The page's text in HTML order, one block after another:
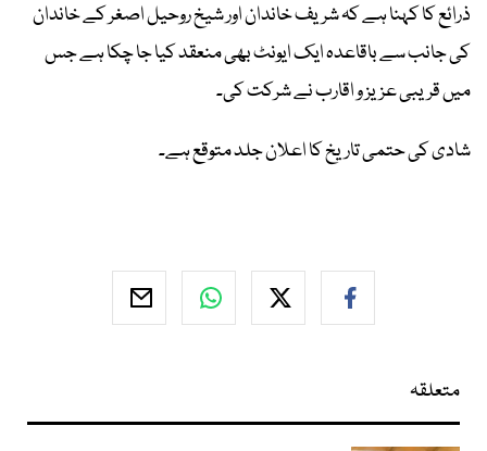
ذرائع کا کہنا ہے کہ شریف خاندان اور شیخ روحیل اصغر کے خاندان
کی جانب سے باقاعدہ ایک ایونٹ بھی منعقد کیا جا چکا ہے جس
میں قریبی عزیز و اقارب نے شرکت کی۔
شادی کی حتمی تاریخ کا اعلان جلد متوقع ہے۔
متعلقہ